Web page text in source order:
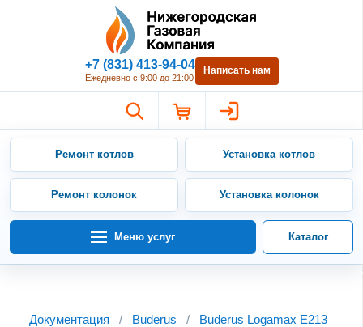
Нижегородская Газовая
+7 (831) 413-94-04
Ежедневно с 9:00 до 21:00
Написать нам
Ремонт котлов Установка котлов
Ремонт колонок Установка колонок
Меню услуг Каталог
Документация / Buderus / Buderus Logamax E213